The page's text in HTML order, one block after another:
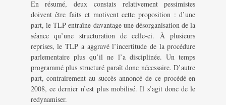
En résumé, deux constats relativement pessimistes
doivent être faits et motivent cette proposition : d’une
part, le TLP entraîne davantage une désorganisation de la
séance qu’une structuration de celle-ci. À plusieurs
reprises, le TLP a aggravé l’incertitude de la procédure
parlementaire plus qu’il ne l’a disciplinée. Un temps
programmé plus structuré paraît donc nécessaire. D’autre
part, contrairement au succès annoncé de ce procédé en
2008, ce dernier n’est plus mobilisé. Il s’agit donc de le
redynamiser.